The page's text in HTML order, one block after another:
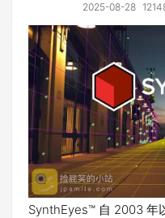
2025-08-28
SynthEyes™ 自 2003 年